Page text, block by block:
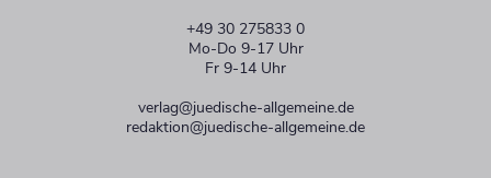
+49 30 275833 0
Mo-Do 9-17 Uhr
Fr 9-14 Uhr
verlag@juedische-allgemeine.de
redaktion@juedische-allgemeine.de